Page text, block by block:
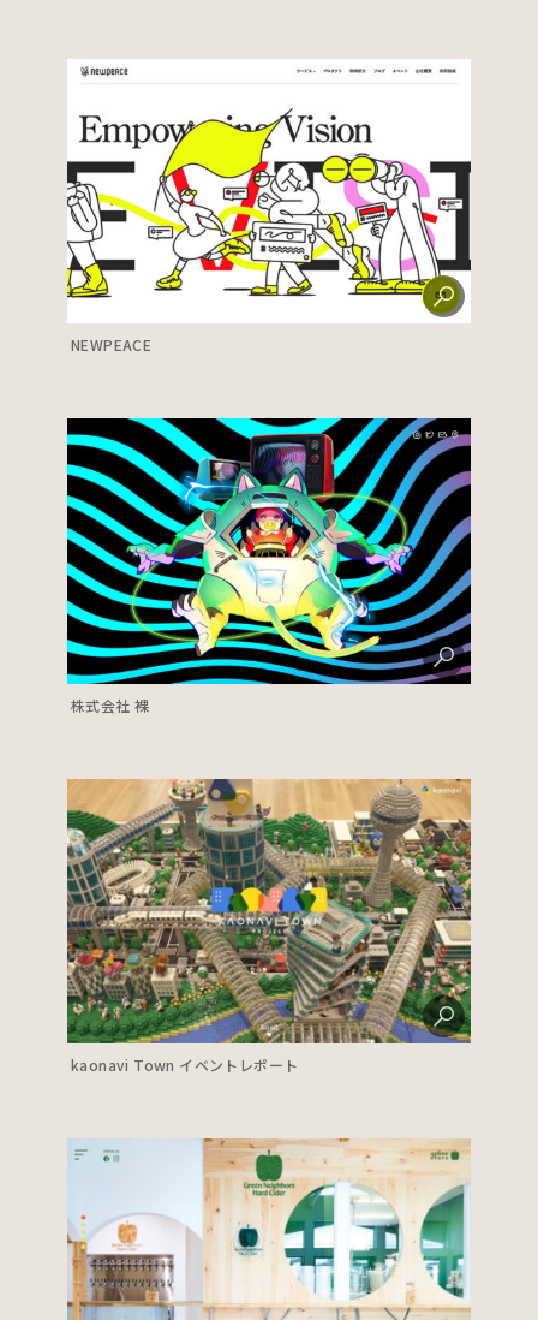
NEWPEACE
株式会社 裸
kaonavi Town イベントレポート